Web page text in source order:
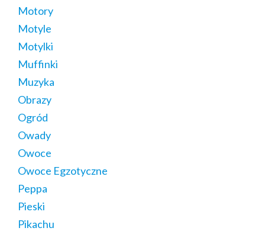
Motory
Motyle
Motylki
Muffinki
Muzyka
Obrazy
Ogród
Owady
Owoce
Owoce Egzotyczne
Peppa
Pieski
Pikachu